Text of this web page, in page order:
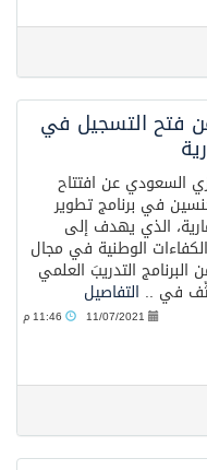
فتح التسجيل في
السعودي عن افتتاح
في برنامج تطوير
الذي يهدف إلى
الوطنية في مجال
البرنامج التدريبَ العلمي
في .. التفاصيل
11/07/2021